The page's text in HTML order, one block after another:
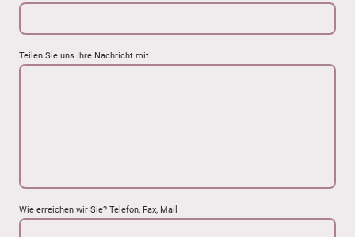
Teilen Sie uns Ihre Nachricht mit
Wie erreichen wir Sie? Telefon, Fax, Mail